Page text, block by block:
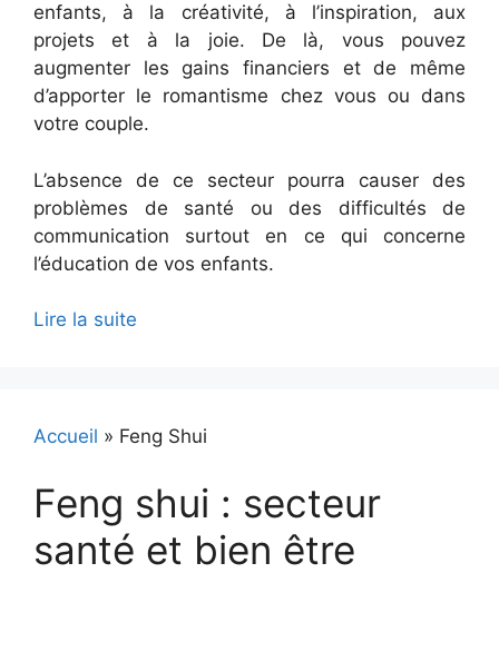
enfants, à la créativité, à l’inspiration, aux
projets et à la joie. De là, vous pouvez
augmenter les gains financiers et de même
d’apporter le romantisme chez vous ou dans
votre couple.
L’absence de ce secteur pourra causer des
problèmes de santé ou des difficultés de
communication surtout en ce qui concerne
l’éducation de vos enfants.
Lire la suite
Accueil » Feng Shui
Feng shui : secteur
santé et bien être